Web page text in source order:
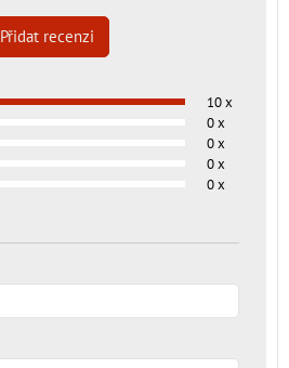
Přidat recenzi
10 x
0 x
0 x
0 x
0 x